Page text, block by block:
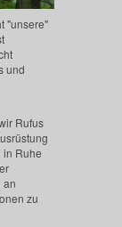
"unsere"
und
Rufus
in Ruhe
an
zu